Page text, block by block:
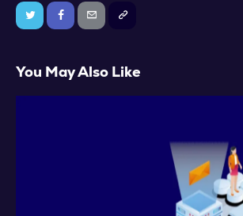
You May Also Like